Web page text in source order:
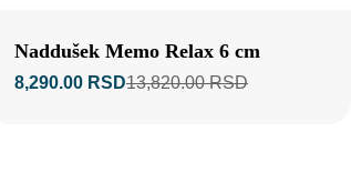
Tip:
Naddušek Memo Relax 6 cm
Prodajna
8,290.00 RSD
Standardna
13,820.00 RSD